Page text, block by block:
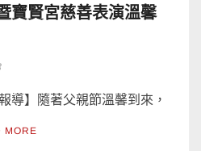
寶賢宮慈善表演溫馨
導】隨著父親節溫馨到來，
MORE